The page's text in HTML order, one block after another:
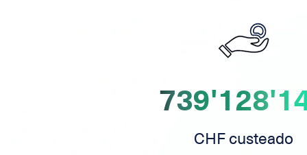
CHF custeado